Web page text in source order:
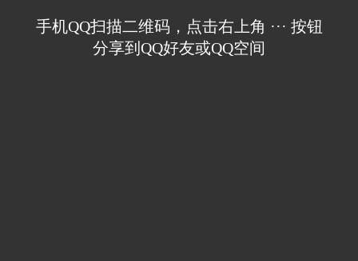
手机QQ扫描二维码，点击右上角 ··· 按钮
分享到QQ好友或QQ空间